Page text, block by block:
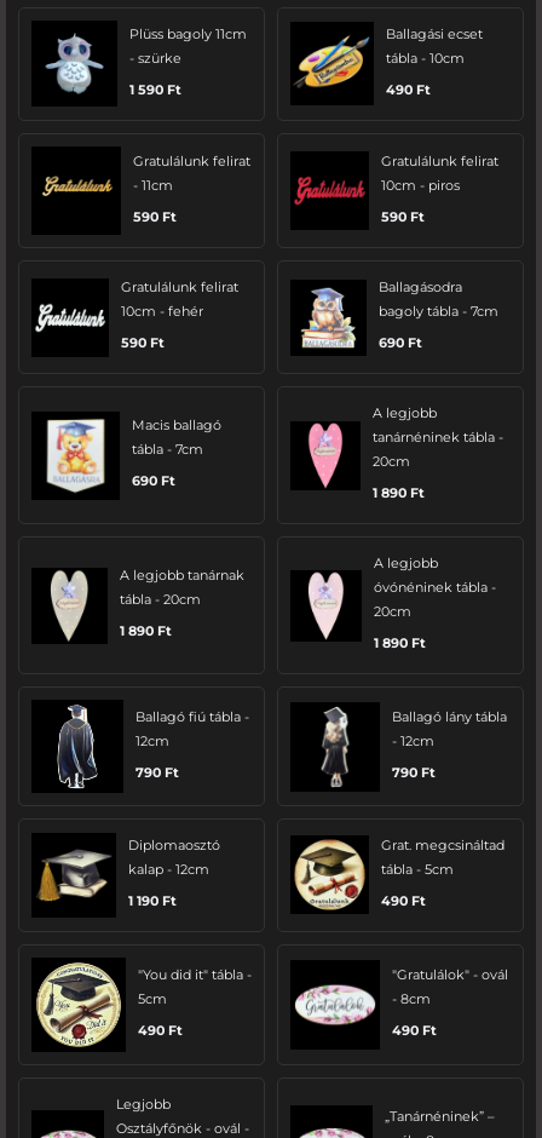
Plüss bagoly 11cm
- szürke
1 590 Ft
Ballagási ecset
tábla - 10cm
490 Ft
Gratulálunk felirat
- 11cm
590 Ft
Gratulálunk felirat
10cm - piros
590 Ft
Gratulálunk felirat
10cm - fehér
590 Ft
Ballagásodra
bagoly tábla - 7cm
690 Ft
Macis ballagó
tábla - 7cm
690 Ft
A legjobb
tanárnéninek tábla -
20cm
1 890 Ft
A legjobb tanárnak
tábla - 20cm
1 890 Ft
A legjobb
óvónéninek tábla -
20cm
1 890 Ft
Ballagó fiú tábla -
12cm
790 Ft
Ballagó lány tábla
- 12cm
790 Ft
Diplomaosztó
kalap - 12cm
1 190 Ft
Grat. megcsináltad
tábla - 5cm
490 Ft
"You did it" tábla -
5cm
490 Ft
"Gratulálok" - ovál
- 8cm
490 Ft
Legjobb
Osztályfőnök - ovál -
„Tanárnéninek” –